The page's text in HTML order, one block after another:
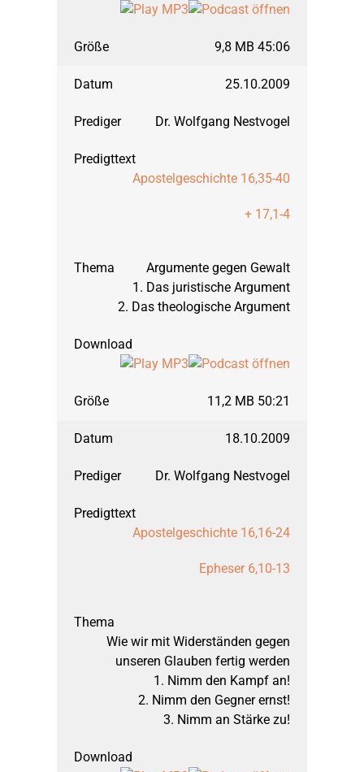
9,8 MB 45:06
25.10.2009
Dr. Wolfgang Nestvogel
Apostelgeschichte 16,35-40
+ 17,1-4
Argumente gegen Gewalt
1. Das juristische Argument
2. Das theologische Argument
11,2 MB 50:21
18.10.2009
Dr. Wolfgang Nestvogel
Apostelgeschichte 16,16-24
Epheser 6,10-13
Wie wir mit Widerständen gegen
unseren Glauben fertig werden
1. Nimm den Kampf an!
2. Nimm den Gegner ernst!
3. Nimm an Stärke zu!